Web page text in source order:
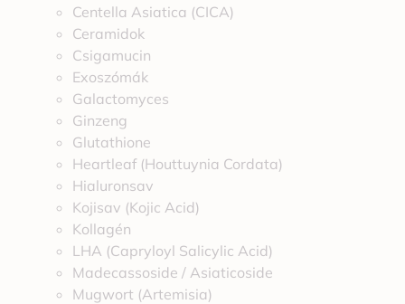
Centella Asiatica (CICA)
Ceramidok
Csigamucin
Exoszómák
Galactomyces
Ginzeng
Glutathione
Heartleaf (Houttuynia Cordata)
Hialuronsav
Kojisav (Kojic Acid)
Kollagén
LHA (Capryloyl Salicylic Acid)
Madecassoside / Asiaticoside
Mugwort (Artemisia)